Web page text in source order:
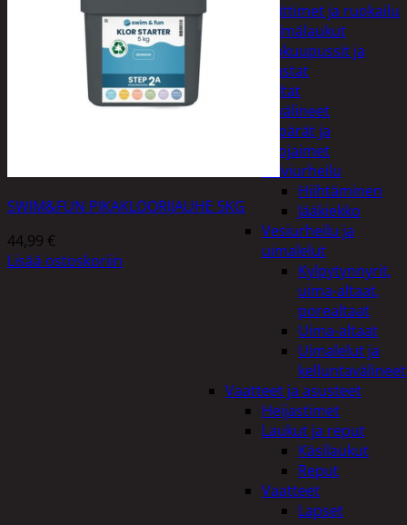
Keittimet ja ruokailu
Kylmälaukut
Makuupussit ja
alustat
Teltat
Urheiluvälineet
Kypärät ja
suojaimet
Talviurheilu
Hiihtäminen
Jääkiekko
Vesiurheilu ja
uimalelut
Kylpytynnyrit,
uima-altaat,
porealtaat
Uima-altaat
Uimalelut ja
kelluntavälineet
Vaatteet ja asusteet
Heijastimet
Laukut ja reput
Käsilaukut
Reput
Vaatteet
Lapset
SWIM&FUN PIKAKLOORIJAUHE 5KG
44,99 €
Lisää ostoskoriin